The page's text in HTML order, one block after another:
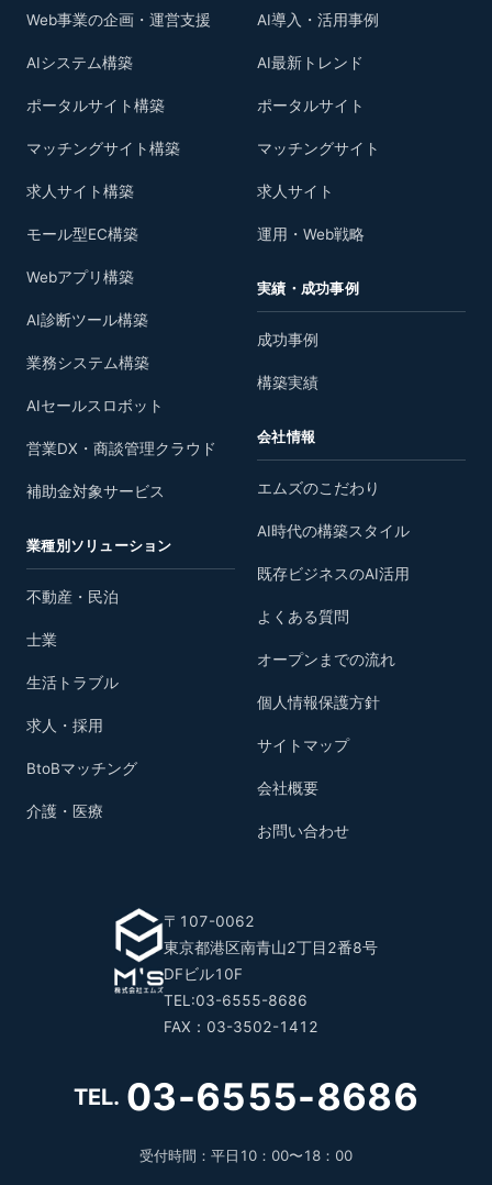
Web事業の企画・運営支援
AIシステム構築
ポータルサイト構築
マッチングサイト構築
求人サイト構築
モール型EC構築
Webアプリ構築
AI診断ツール構築
業務システム構築
AIセールスロボット
営業DX・商談管理クラウド
補助金対象サービス
業種別ソリューション
不動産・民泊
士業
生活トラブル
求人・採用
BtoBマッチング
介護・医療
AI導入・活用事例
AI最新トレンド
ポータルサイト
マッチングサイト
求人サイト
運用・Web戦略
実績・成功事例
成功事例
構築実績
会社情報
エムズのこだわり
AI時代の構築スタイル
既存ビジネスのAI活用
よくある質問
オープンまでの流れ
個人情報保護方針
サイトマップ
会社概要
お問い合わせ
〒107-0062
東京都港区南青山2丁目2番8号
DFビル10F
TEL:03-6555-8686
FAX：03-3502-1412
TEL. 03-6555-8686
受付時間：平日10：00〜18：00